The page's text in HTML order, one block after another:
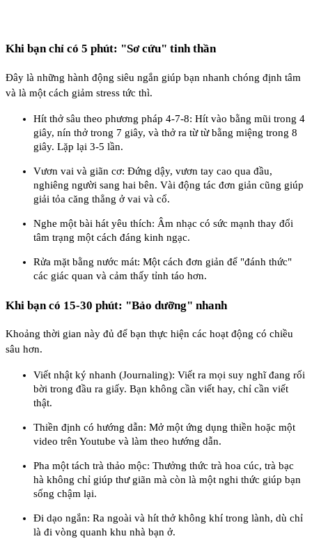
Khi bạn chỉ có 5 phút: "Sơ cứu" tinh thần
Đây là những hành động siêu ngắn giúp bạn nhanh chóng định tâm
và là một cách giảm stress tức thì.
Hít thở sâu theo phương pháp 4-7-8: Hít vào bằng mũi trong 4
giây, nín thở trong 7 giây, và thở ra từ từ bằng miệng trong 8
giây. Lặp lại 3-5 lần.
Vươn vai và giãn cơ: Đứng dậy, vươn tay cao qua đầu,
nghiêng người sang hai bên. Vài động tác đơn giản cũng giúp
giải tỏa căng thẳng ở vai và cổ.
Nghe một bài hát yêu thích: Âm nhạc có sức mạnh thay đổi
tâm trạng một cách đáng kinh ngạc.
Rửa mặt bằng nước mát: Một cách đơn giản để "đánh thức"
các giác quan và cảm thấy tỉnh táo hơn.
Khi bạn có 15-30 phút: "Bảo dưỡng" nhanh
Khoảng thời gian này đủ để bạn thực hiện các hoạt động có chiều
sâu hơn.
Viết nhật ký nhanh (Journaling): Viết ra mọi suy nghĩ đang rối
bời trong đầu ra giấy. Bạn không cần viết hay, chỉ cần viết
thật.
Thiền định có hướng dẫn: Mở một ứng dụng thiền hoặc một
video trên Youtube và làm theo hướng dẫn.
Pha một tách trà thảo mộc: Thưởng thức trà hoa cúc, trà bạc
hà không chỉ giúp thư giãn mà còn là một nghi thức giúp bạn
sống chậm lại.
Đi dạo ngắn: Ra ngoài và hít thở không khí trong lành, dù chỉ
là đi vòng quanh khu nhà bạn ở.